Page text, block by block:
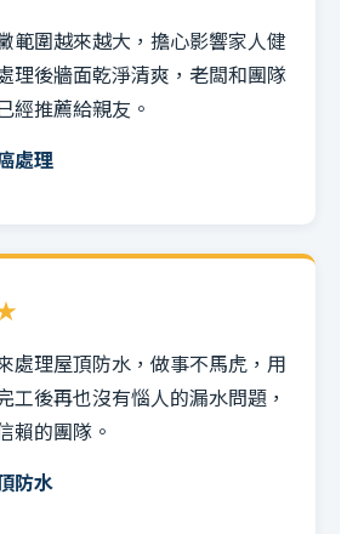
範圍越來越大，擔心影響家人健
理後牆面乾淨清爽，老闆和團隊
經推薦給親友。
處理
處理屋頂防水，做事不馬虎，用
工後再也沒有惱人的漏水問題，
賴的團隊。
防水